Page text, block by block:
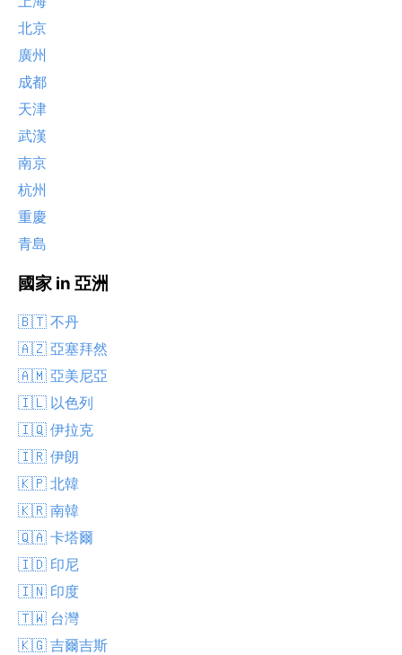
北京
廣州
成都
天津
武漢
南京
杭州
重慶
青島
國家 in 亞洲
🇧🇹 不丹
🇦🇿 亞塞拜然
🇦🇲 亞美尼亞
🇮🇱 以色列
🇮🇶 伊拉克
🇮🇷 伊朗
🇰🇵 北韓
🇰🇷 南韓
🇶🇦 卡塔爾
🇮🇩 印尼
🇮🇳 印度
🇹🇼 台灣
🇰🇬 吉爾吉斯